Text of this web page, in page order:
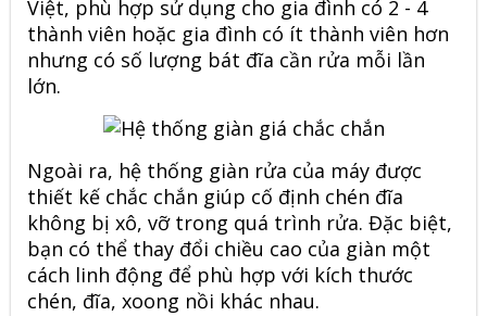
Việt, phù hợp sử dụng cho gia đình có 2 - 4
thành viên hoặc gia đình có ít thành viên hơn
nhưng có số lượng bát đĩa cần rửa mỗi lần
lớn.
Ngoài ra, hệ thống giàn rửa của máy được
thiết kế chắc chắn giúp cố định chén đĩa
không bị xô, vỡ trong quá trình rửa. Đặc biệt,
bạn có thể thay đổi chiều cao của giàn một
cách linh động để phù hợp với kích thước
chén, đĩa, xoong nồi khác nhau.